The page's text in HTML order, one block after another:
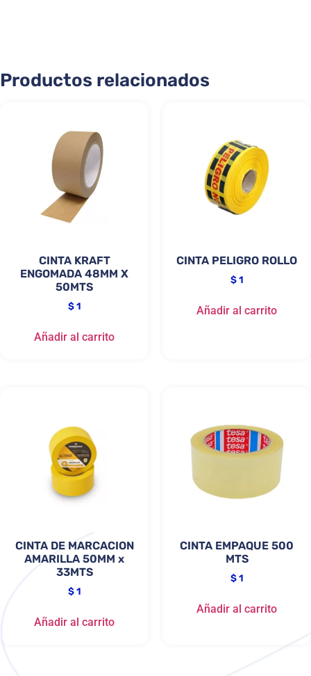
Productos relacionados
CINTA KRAFT
ENGOMADA 48MM X
50MTS
$1
Añadir al carrito
CINTA PELIGRO ROLLO
$1
Añadir al carrito
CINTA DE MARCACION
AMARILLA 50MM x
33MTS
$1
Añadir al carrito
CINTA EMPAQUE 500
MTS
$1
Añadir al carrito